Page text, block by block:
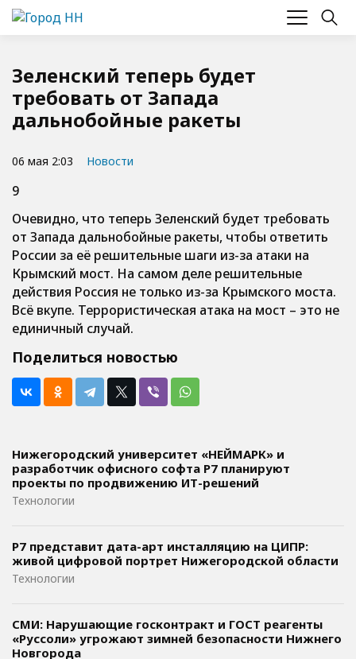
Зеленский теперь будет
требовать от Запада
дальнобойные ракеты
06 мая 2:03 Новости
9
Очевидно, что теперь Зеленский будет требовать
от Запада дальнобойные ракеты, чтобы ответить
России за её решительные шаги из-за атаки на
Крымский мост. На самом деле решительные
действия Россия не только из-за Крымского моста.
Всё вкупе. Террористическая атака на мост – это не
единичный случай.
Поделиться новостью
Нижегородский университет «НЕЙМАРК» и
разработчик офисного софта P7 планируют
проекты по продвижению ИТ-решений
Технологии
Р7 представит дата-арт инсталляцию на ЦИПР:
живой цифровой портрет Нижегородской области
Технологии
СМИ: Нарушающие госконтракт и ГОСТ реагенты
«Руссоли» угрожают зимней безопасности Нижнего
Новгорода